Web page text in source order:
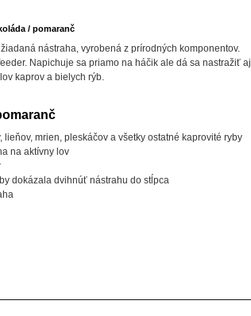
/ pomaranč
nástraha, vyrobená z prírodných komponentov.
Napichuje sa priamo na háčik ale dá sa nastražiť aj
kaprov a bielych rýb.
lieňov, mrien, pleskáčov a všetky ostatné kaprovité ryby
na aktívny lov
dokázala dvihnúť nástrahu do stĺpca